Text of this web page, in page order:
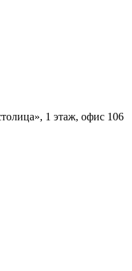
1 этаж, офис 106